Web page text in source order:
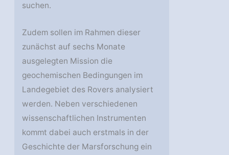
suchen.
Zudem sollen im Rahmen dieser
zunächst auf sechs Monate
ausgelegten Mission die
geochemischen Bedingungen im
Landegebiet des Rovers analysiert
werden. Neben verschiedenen
wissenschaftlichen Instrumenten
kommt dabei auch erstmals in der
Geschichte der Marsforschung ein